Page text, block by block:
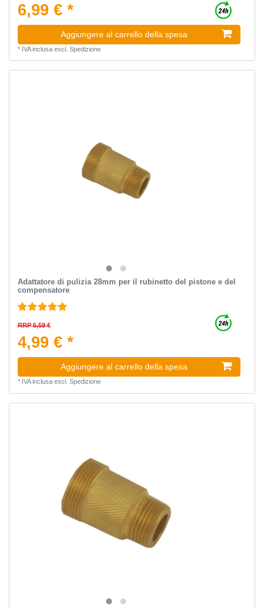
6,99 € *
Aggiungere al carrello della spesa
* IVA inclusaescl. Spedizione
Adattatore di pulizia 28mm per il rubinetto del pistone e del
compensatore
RRP 5,59 €
4,99 € *
Aggiungere al carrello della spesa
* IVA inclusaescl. Spedizione